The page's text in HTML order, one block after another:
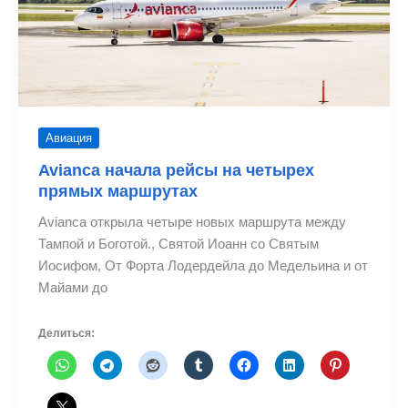
Авиация
Avianca начала рейсы на четырех
прямых маршрутах
Avianca открыла четыре новых маршрута между
Тампой и Боготой., Святой Иоанн со Святым
Иосифом, От Форта Лодердейла до Медельина и от
Майами до
Делиться: